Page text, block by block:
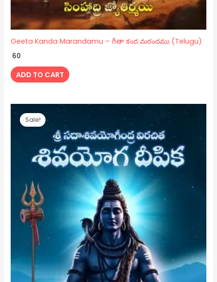
Geeta Kanda Marandamu – గీతా కంద మరందము (Telugu)
60
ADD TO CART
Sale!
price
was:
price
is: